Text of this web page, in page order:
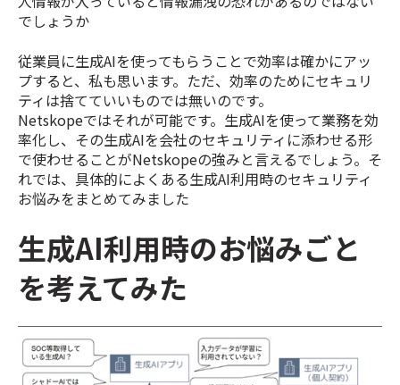
でしょうか
従業員に生成AIを使ってもらうことで効率は確かにアッ
プすると、私も思います。ただ、効率のためにセキュリ
ティは捨てていいものでは無いのです。
Netskopeではそれが可能です。生成AIを使って業務を効
率化し、その生成AIを会社のセキュリティに添わせる形
で使わせることがNetskopeの強みと言えるでしょう。そ
れでは、具体的によくある生成AI利用時のセキュリティ
お悩みをまとめてみました
生成AI利用時のお悩みごと
を考えてみた